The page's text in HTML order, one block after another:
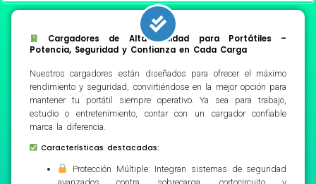
Cargadores de Alta Calidad para Portátiles –
Potencia, Seguridad y Confianza en Cada Carga
Nuestros cargadores están diseñados para ofrecer el máximo
rendimiento y seguridad, convirtiéndose en la mejor opción para
mantener tu portátil siempre operativo. Ya sea para trabajo,
estudio o entretenimiento, contar con un cargador confiable
marca la diferencia.
Características destacadas:
Protección Múltiple: Integran sistemas de seguridad